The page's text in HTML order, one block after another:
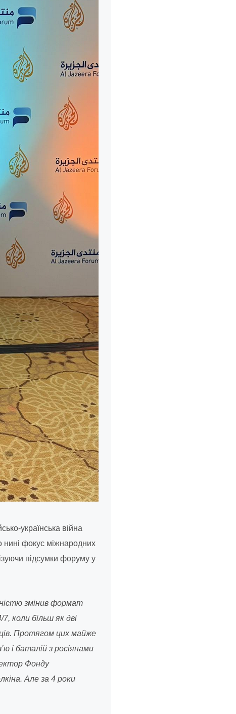
українська війна
нині фокус міжнародних
підсумки форуму у
змінив формат
коли більш як дві
Протягом цих майже
і баталій з росіянами
Фонду
Але за 4 роки